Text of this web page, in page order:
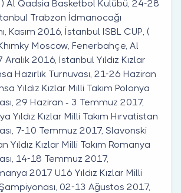
Al Qadsia Basketbol Kulübü, 24-28
Trabzon İdmanocağı
Kasım 2016, İstanbul ISBL CUP, (
Moscow, Fenerbahçe, Al
Aralık 2016, İstanbul Yıldız Kızlar
Hazırlık Turnuvası, 21-26 Haziran
Yıldız Kızlar Milli Takım Polonya
29 Haziran - 3 Temmuz 2017,
Yıldız Kızlar Milli Takım Hırvatistan
7-10 Temmuz 2017, Slavonski
Yıldız Kızlar Milli Takım Romanya
14-18 Temmuz 2017,
2017 U16 Yıldız Kızlar Milli
02-13 Ağustos 2017,